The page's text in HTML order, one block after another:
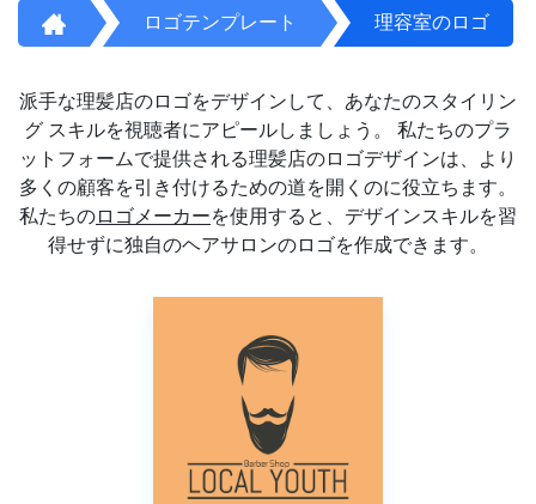
ロゴテンプレート 理容室のロゴ
派手な理髪店のロゴをデザインして、あなたのスタイリン
グ スキルを視聴者にアピールしましょう。 私たちのプラ
ットフォームで提供される理髪店のロゴデザインは、より
多くの顧客を引き付けるための道を開くのに役立ちます。
私たちのロゴメーカーを使用すると、デザインスキルを習
得せずに独自のヘアサロンのロゴを作成できます。